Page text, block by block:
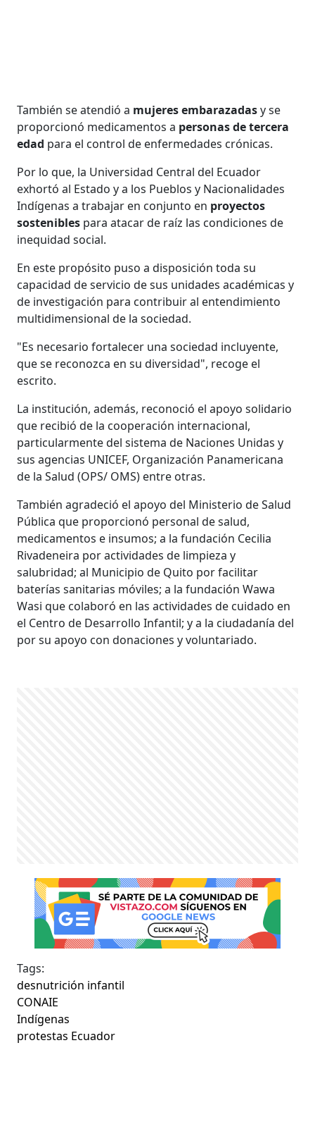
También se atendió a mujeres embarazadasy se
proporcionó medicamentos a personas de tercera
edad para el control de enfermedades crónicas.
Por lo que, la Universidad Central del Ecuador
exhortó al Estado y a los Pueblos y Nacionalidades
Indígenas a trabajar en conjunto en proyectos
sostenibles para atacar de raíz las condiciones de
inequidad social.
En este propósito puso a disposición toda su
capacidad de servicio de sus unidades académicas y
de investigación para contribuir al entendimiento
multidimensional de la sociedad.
"Es necesario fortalecer una sociedad incluyente,
que se reconozca en su diversidad", recoge el
escrito.
La institución, además, reconoció el apoyo solidario
que recibió de la cooperación internacional,
particularmente del sistema de Naciones Unidas y
sus agencias UNICEF, Organización Panamericana
de la Salud (OPS/ OMS) entre otras.
También agradeció el apoyo del Ministerio de Salud
Pública que proporcionó personal de salud,
medicamentos e insumos; a la fundación Cecilia
Rivadeneira por actividades de limpieza y
salubridad; al Municipio de Quito por facilitar
baterías sanitarias móviles; a la fundación Wawa
Wasi que colaboró en las actividades de cuidado en
el Centro de Desarrollo Infantil; y a la ciudadanía del
por su apoyo con donaciones y voluntariado.
Tags:
desnutrición infantil
CONAIE
Indígenas
protestas Ecuador